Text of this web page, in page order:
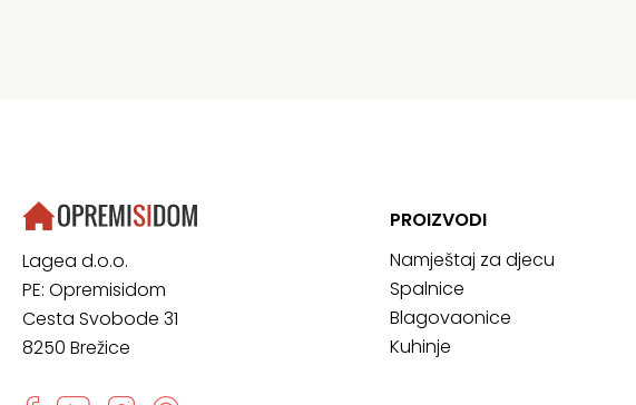
Lagea d.o.o.
PE: Opremisidom
Cesta Svobode 31
8250 Brežice
PROIZVODI
Namještaj za djecu
Spalnice
Blagovaonice
Kuhinje